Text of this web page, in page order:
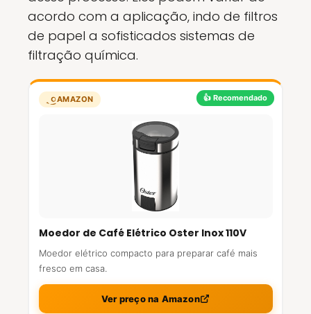
acordo com a aplicação, indo de filtros
de papel a sofisticados sistemas de
filtração química.
👍 Recomendado
AMAZON
Moedor de Café Elétrico Oster Inox 110V
Moedor elétrico compacto para preparar café mais
fresco em casa.
Ver preço na Amazon